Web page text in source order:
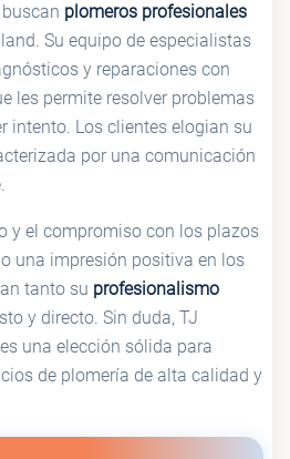
plomeros profesionales
Su equipo de especialistas
y reparaciones con
les permite resolver problemas
intento. Los clientes elogian su
por una comunicación
y el compromiso con los plazos
una impresión positiva en los
tanto su profesionalismo
y directo. Sin duda, TJ
una elección sólida para
de plomería de alta calidad y